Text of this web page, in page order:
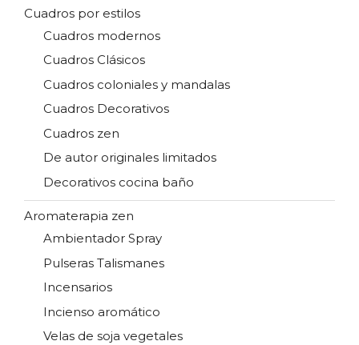
Cuadros por estilos
Cuadros modernos
Cuadros Clásicos
Cuadros coloniales y mandalas
Cuadros Decorativos
Cuadros zen
De autor originales limitados
Decorativos cocina baño
Aromaterapia zen
Ambientador Spray
Pulseras Talismanes
Incensarios
Incienso aromático
Velas de soja vegetales